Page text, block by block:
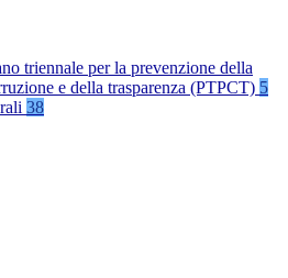
triennale per la prevenzione della
e della trasparenza (PTPCT) 5
38